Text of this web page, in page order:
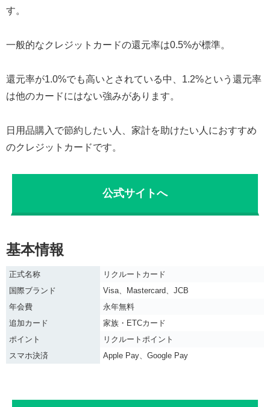
す。
一般的なクレジットカードの還元率は0.5%が標準。
還元率が1.0%でも高いとされている中、1.2%という還元率
は他のカードにはない強みがあります。
日用品購入で節約したい人、家計を助けたい人におすすめ
のクレジットカードです。
公式サイトへ
基本情報
正式名称
リクルートカード
国際ブランド
Visa、Mastercard、JCB
年会費
永年無料
追加カード
家族・ETCカード
ポイント
リクルートポイント
スマホ決済
Apple Pay、Google Pay